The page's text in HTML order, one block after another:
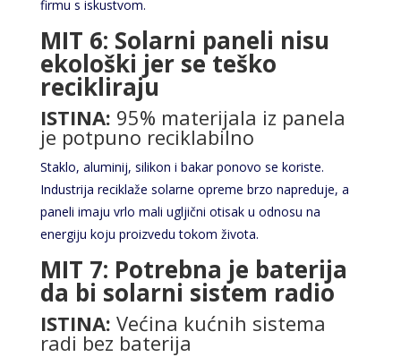
firmu s iskustvom.
MIT 6: Solarni paneli nisu
ekološki jer se teško
recikliraju
ISTINA: 95% materijala iz panela
je potpuno reciklabilno
Staklo, aluminij, silikon i bakar ponovo se koriste.
Industrija reciklaže solarne opreme brzo napreduje, a
paneli imaju vrlo mali ugljični otisak u odnosu na
energiju koju proizvedu tokom života.
MIT 7: Potrebna je baterija
da bi solarni sistem radio
ISTINA: Većina kućnih sistema
radi bez baterija